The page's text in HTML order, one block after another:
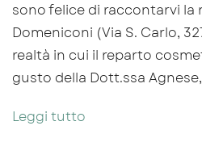
sono felice di raccontarvi la
Domeniconi (Via S. Carlo,
realtà in cui il reparto
gusto della Dott.ssa
Leggi tutto